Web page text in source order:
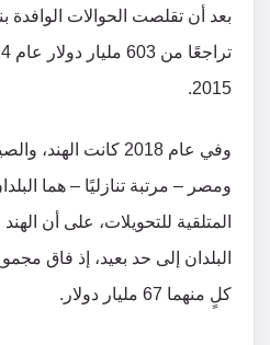
2015.
وفي عام 2018 كانت
ومصر – مرتبة تنازليًا – هما
المتلقية للتحويلات، على أن
البلدان إلى حد بعيد، إذ فاق
كلٍ منهما 67 مليار دولار.